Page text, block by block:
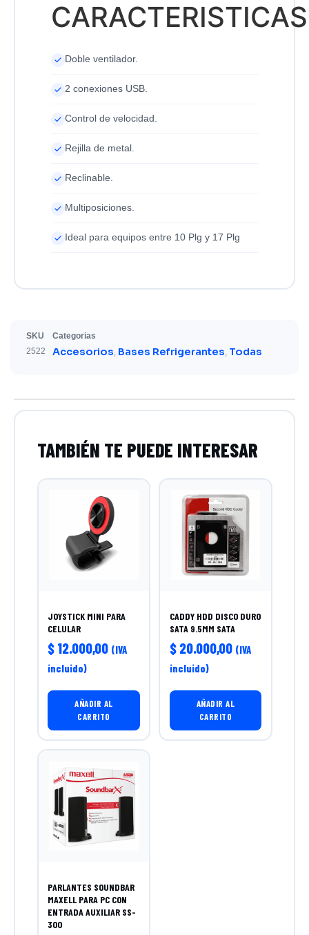
CARACTERISTICAS
Doble ventilador.
2 conexiones USB.
Control de velocidad.
Rejilla de metal.
Reclinable.
Multiposiciones.
Ideal para equipos entre 10 Plg y 17 Plg
SKU
2522
Categorias
Accesorios, Bases Refrigerantes, Todas
JOYSTICK MINI PARA
CELULAR
$ 12.000,00 (IVA
incluido)
AÑADIR AL
CARRITO
CADDY HDD DISCO DURO
SATA 9.5MM SATA
$20.000,00 (IVA
incluido)
AÑADIR AL
CARRITO
PARLANTES SOUNDBAR
MAXELL PARA PC CON
ENTRADA AUXILIAR SS-
300